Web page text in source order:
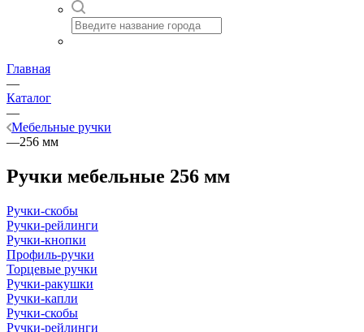
Главная
—
Каталог
—
Мебельные ручки
—256 мм
Ручки мебельные 256 мм
Ручки-скобы
Ручки-рейлинги
Ручки-кнопки
Профиль-ручки
Торцевые ручки
Ручки-ракушки
Ручки-капли
Ручки-скобы
Ручки-рейлинги